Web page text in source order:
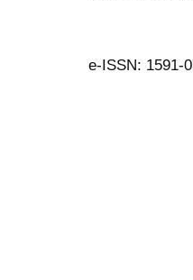
e-ISSN: 1591-